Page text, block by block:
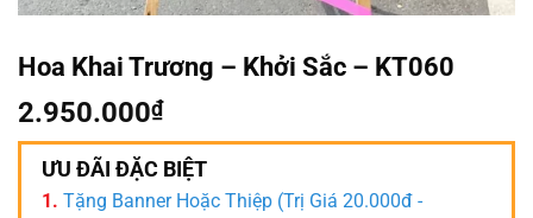
Hoa Khai Trương – Khởi Sắc – KT060
2.950.000₫
ƯU ĐÃI ĐẶC BIỆT
1. Tặng Banner Hoặc Thiệp (Trị Giá 20.000đ -